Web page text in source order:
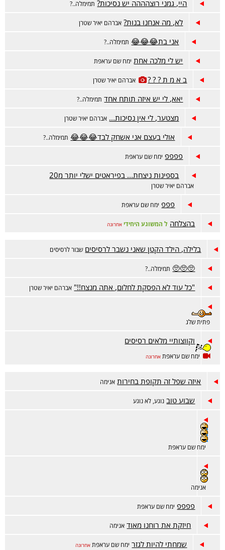
היי, גמני רוצהההה יש נסיכות? תמימלה..?
לא, מה אנחנו בנות? אברהם יאיר שטרן
אני בת😂😂😂 תמימלה..?
יש לי מלכה אחת ימח שם עראפת
ב א מ ת ? ? ? אברהם יאיר שטרן
יאא, לי יש איזה תותח אחד תמימלה..?
מצטער, לי אין נסיכות... אברהם יאיר שטרן
אולי בעצם אני אשחק לבד😂😂😂 תמימלה..?
פפפפ ימח שם עראפת
בספינות ניצחת... בפיראטים ישלי יותר מ20
אברהם יאיר שטרן
פפפ ימח שם עראפת
בהצלחה ל המשוגע היחידי אחרונה
בלילה, הילד הקטן שאני נשבר לרסיסים שבור לרסיסים
🥺🥺🥺 תמימלה..?
"כל עוד לא הפסקת לחלום, אתה מנצח!!" אברהם יאיר שטרן
פתית שלג
וקווצותיי מלאים רסיסים
ימח שם עראפת אחרונה
איזה שפל זה תקופת בחירות אנימה
שבוע טוב נוגע, לא נוגע
ימח שם עראפת
אנימה
פפפפ ימח שם עראפת
חיזקת את רוחנו מאוד אנימה
שמחתי להיות לגזר ימח שם עראפת אחרונה